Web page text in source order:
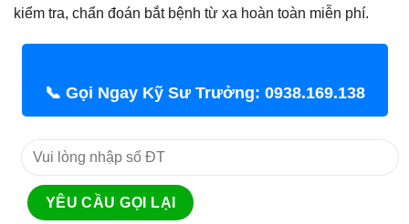
kiểm tra, chẩn đoán bắt bệnh từ xa hoàn toàn miễn phí.
📞 Gọi Ngay Kỹ Sư Trưởng: 0938.169.138